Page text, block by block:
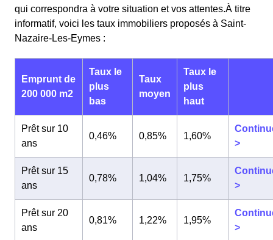
qui correspondra à votre situation et vos attentes.À titre
informatif, voici les taux immobiliers proposés à Saint-
Nazaire-Les-Eymes :
Emprunt de
200 000 m2
Taux le
plus
bas
Taux
moyen
Taux le
plus
haut
Prêt sur 10
ans
0,46% 0,85% 1,60%
>
Prêt sur 15
ans
0,78% 1,04% 1,75%
>
Prêt sur 20
ans
0,81% 1,22% 1,95%
>